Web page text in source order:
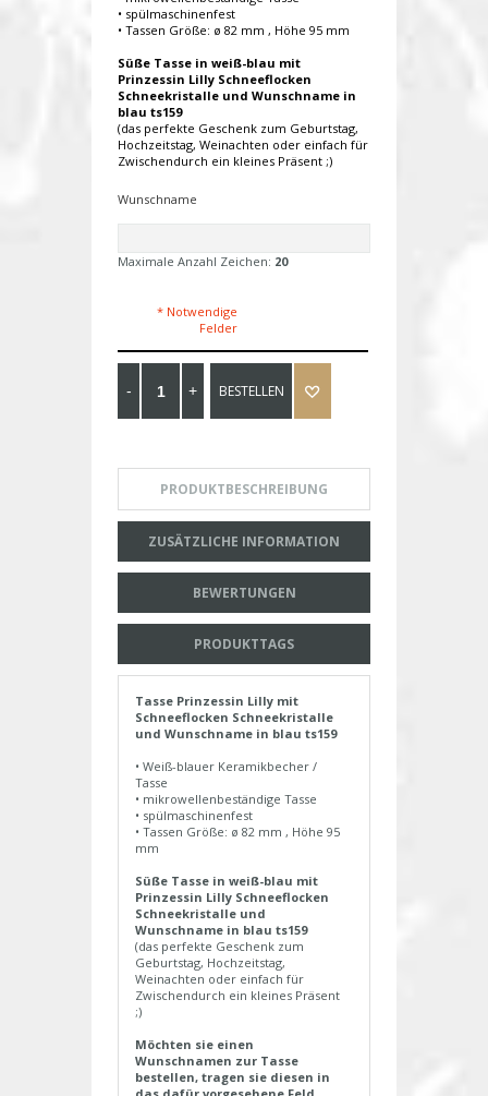
• spülmaschinenfest
• Tassen Größe: ø 82 mm , Höhe 95 mm
Süße Tasse in weiß-blau mit
Prinzessin Lilly Schneeflocken
Schneekristalle und Wunschname in
blau ts159
(das perfekte Geschenk zum Geburtstag,
Hochzeitstag, Weinachten oder einfach für
Zwischendurch ein kleines Präsent ;)
Wunschname
Maximale Anzahl Zeichen: 20
* Notwendige
Felder
BESTELLEN
PRODUKTBESCHREIBUNG
ZUSÄTZLICHE INFORMATION
BEWERTUNGEN
PRODUKTTAGS
Tasse Prinzessin Lilly mit
Schneeflocken Schneekristalle
und Wunschname in blau ts159
• Weiß-blauer Keramikbecher /
Tasse
• mikrowellenbeständige Tasse
• spülmaschinenfest
• Tassen Größe: ø 82 mm , Höhe 95
mm
Süße Tasse in weiß-blau mit
Prinzessin Lilly Schneeflocken
Schneekristalle und
Wunschname in blau ts159
(das perfekte Geschenk zum
Geburtstag, Hochzeitstag,
Weinachten oder einfach für
Zwischendurch ein kleines Präsent
;)
Möchten sie einen
Wunschnamen zur Tasse
bestellen, tragen sie diesen in